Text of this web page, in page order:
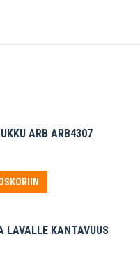
ARB ARB4307
LAVALLE KANTAVUUS